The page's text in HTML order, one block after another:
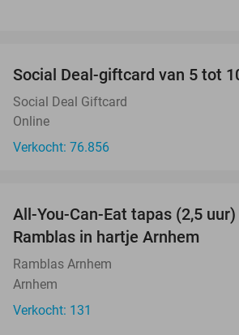
Social Deal-giftcard van 5 tot
Social Deal Giftcard
Online
Verkocht: 76.856
All-You-Can-Eat tapas (2,5
Ramblas in hartje Arnhem
Ramblas Arnhem
Arnhem
Verkocht: 131